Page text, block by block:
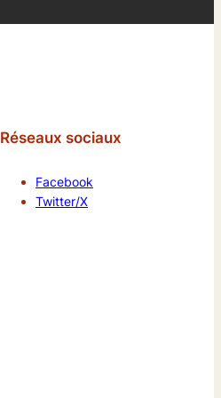
Réseaux sociaux
Facebook
Twitter/X